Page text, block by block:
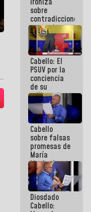
la semana
que viene
hay
programa
sobre
contradicciones
y mentiras
de María
Machado:
¡Créanle!
Cabello: El
PSUV por la
conciencia
de su
militancia
es la
organización
política más
sólida de
Venezuela
Cabello
sobre falsas
promesas de
María
Machado:
¿Quién le
puede creer?
¿Y la gente
que ella iba
a salvar en
Diosdado
Cabello: